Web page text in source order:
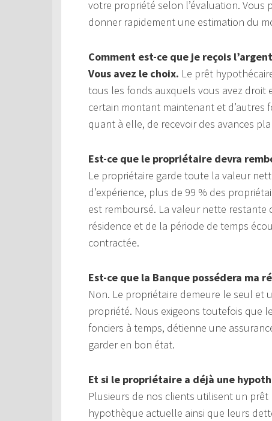
votre propriété selon l’évaluation. Vous
donner rapidement une estimation du
Comment est-ce que je reçois
Vous avez le choix. Le prêt
tous les fonds auxquels vous avez droit
certain montant maintenant et d’autres
quant à elle, de recevoir des avances
Est-ce que le propriétaire devra
Le propriétaire garde toute la valeur
d’expérience, plus de 99 % des
est remboursé. La valeur nette
résidence et de la période de temps
contractée.
Est-ce que la Banque possédera ma
Non. Le propriétaire demeure le seul et
propriété. Nous exigeons toutefois que
fonciers à temps, détienne une
garder en bon état.
Et si le propriétaire a déjà une
Plusieurs de nos clients utilisent un
hypothèque actuelle ainsi que leurs